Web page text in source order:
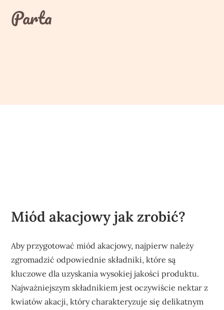
contentParta
Miód akacjowy jak zrobić?
Aby przygotować miód akacjowy, najpierw należy
zgromadzić odpowiednie składniki, które są
kluczowe dla uzyskania wysokiej jakości produktu.
Najważniejszym składnikiem jest oczywiście nektar z
kwiatów akacji, który charakteryzuje się delikatnym